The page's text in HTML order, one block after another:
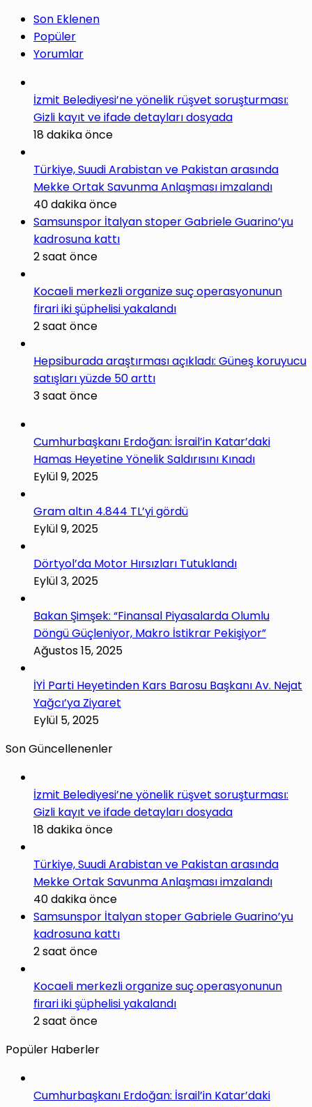
Son Eklenen
Popüler
Yorumlar
İzmit Belediyesi’ne yönelik rüşvet soruşturması:
Gizli kayıt ve ifade detayları dosyada
18 dakika önce
Türkiye, Suudi Arabistan ve Pakistan arasında
Mekke Ortak Savunma Anlaşması imzalandı
40 dakika önce
Samsunspor İtalyan stoper Gabriele Guarino’yu
kadrosuna kattı
2 saat önce
Kocaeli merkezli organize suç operasyonunun
firari iki şüphelisi yakalandı
2 saat önce
Hepsiburada araştırması açıkladı: Güneş koruyucu
satışları yüzde 50 arttı
3 saat önce
Cumhurbaşkanı Erdoğan: İsrail’in Katar’daki
Hamas Heyetine Yönelik Saldırısını Kınadı
Eylül 9, 2025
Gram altın 4.844 TL’yi gördü
Eylül 9, 2025
Dörtyol’da Motor Hırsızları Tutuklandı
Eylül 3, 2025
Bakan Şimşek: “Finansal Piyasalarda Olumlu
Döngü Güçleniyor, Makro İstikrar Pekişiyor”
Ağustos 15, 2025
İYİ Parti Heyetinden Kars Barosu Başkanı Av. Nejat
Yağcı’ya Ziyaret
Eylül 5, 2025
Son Güncellenenler
İzmit Belediyesi’ne yönelik rüşvet soruşturması:
Gizli kayıt ve ifade detayları dosyada
18 dakika önce
Türkiye, Suudi Arabistan ve Pakistan arasında
Mekke Ortak Savunma Anlaşması imzalandı
40 dakika önce
Samsunspor İtalyan stoper Gabriele Guarino’yu
kadrosuna kattı
2 saat önce
Kocaeli merkezli organize suç operasyonunun
firari iki şüphelisi yakalandı
2 saat önce
Popüler Haberler
Cumhurbaşkanı Erdoğan: İsrail’in Katar’daki